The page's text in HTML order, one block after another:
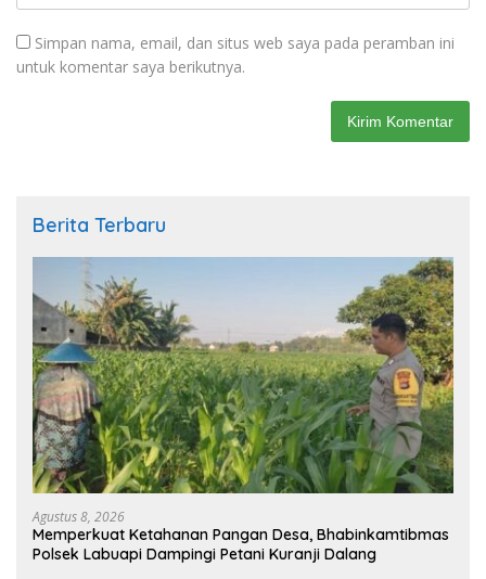
Simpan nama, email, dan situs web saya pada peramban ini
untuk komentar saya berikutnya.
Berita Terbaru
Agustus 8, 2026
Memperkuat Ketahanan Pangan Desa, Bhabinkamtibmas
Polsek Labuapi Dampingi Petani Kuranji Dalang